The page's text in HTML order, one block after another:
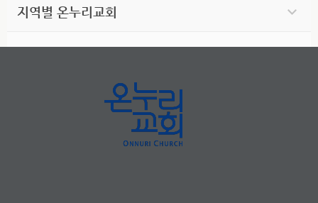
지역별 온누리교회